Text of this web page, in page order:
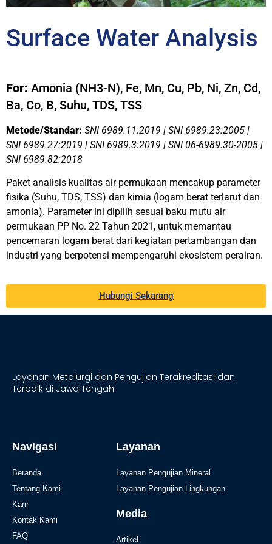
Surface Water Analysis
For: Amonia (NH3-N), Fe, Mn, Cu, Pb, Ni, Zn, Cd,
Ba, Co, B, Suhu, TDS, TSS
Metode/Standar: SNI 6989.11:2019 | SNI 6989.23:2005 |
SNI 6989.27:2019 | SNI 6989.3:2019 | SNI 06-6989.30-2005 |
SNI 6989.82:2018
Paket analisis kualitas air permukaan mencakup parameter
fisika (Suhu, TDS, TSS) dan kimia (logam berat terlarut dan
amonia). Parameter ini dipilih sesuai baku mutu air
permukaan PP No. 22 Tahun 2021, untuk memantau
pencemaran logam berat dari kegiatan pertambangan dan
industri yang berpotensi mempengaruhi ekosistem perairan.
Hubungi Sekarang
Layanan Metalurgi dan Pengujian Terakreditasi dan
Terbaik di Jawa Tengah.
Navigasi
Beranda
Tentang Kami
Karir
Kontak Kami
FAQ
Layanan
Layanan Pengujian Mineral
Layanan Pengujian Lingkungan
Media
Artikel